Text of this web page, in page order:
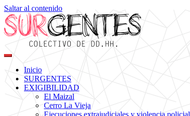
Saltar al contenido
Surgentes
Colectivo de DDHH
Inicio
SURGENTES
EXIGIBILIDAD
El Maizal
Cerro La Vieja
Ejecuciones extrajudiciales y violencia policial